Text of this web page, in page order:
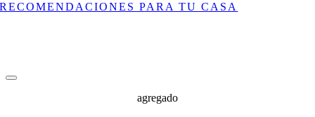
RECOMENDACIONES PARA TU CASA
agregado